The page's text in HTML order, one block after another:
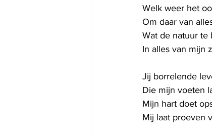
Welk weer het
Om daar van
Wat de natuur te
In alles van mijn
Jij borrelende
Die mijn voeten
Mijn hart doet
Mij laat proeven